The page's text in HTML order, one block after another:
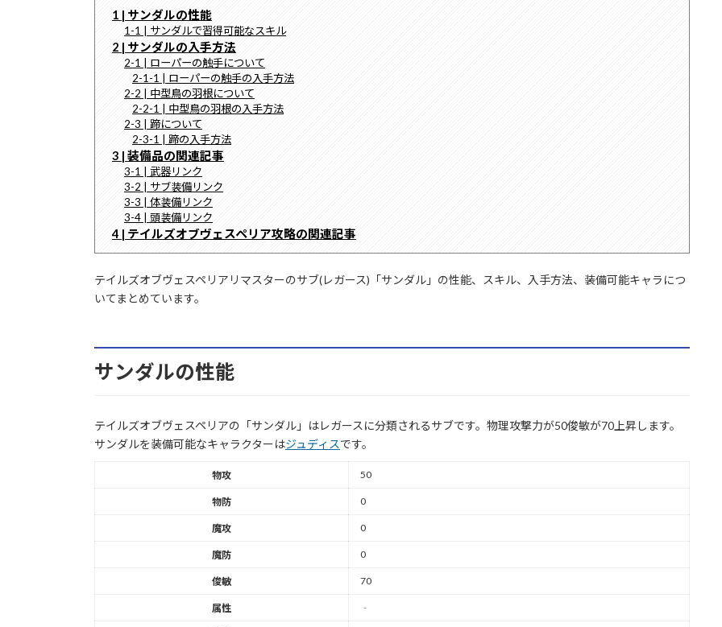
1 | サンダルの性能
1-1 | サンダルで習得可能なスキル
2 | サンダルの入手方法
2-1 | ローパーの触手について
2-1-1 | ローパーの触手の入手方法
2-2 | 中型鳥の羽根について
2-2-1 | 中型鳥の羽根の入手方法
2-3 | 蹄について
2-3-1 | 蹄の入手方法
3 | 装備品の関連記事
3-1 | 武器リンク
3-2 | サブ装備リンク
3-3 | 体装備リンク
3-4 | 頭装備リンク
4 | テイルズオブヴェスペリア攻略の関連記事
テイルズオブヴェスペリアリマスターのサブ(レガース)「サンダル」の性能、スキル、入手方法、装備可能キャラにつ
いてまとめています。
サンダルの性能
テイルズオブヴェスペリアの「サンダル」はレガースに分類されるサブです。物理攻撃力が50俊敏が70上昇します。
サンダルを装備可能なキャラクターはジュディスです。
物攻 50
物防 0
魔攻 0
魔防 0
俊敏 70
属性 ‐